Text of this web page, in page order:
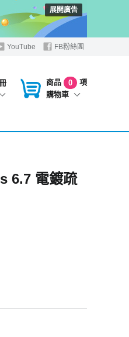
展開廣告
YouTube FB粉絲團
商品 0
項
購物車
6.7 電鍍疏